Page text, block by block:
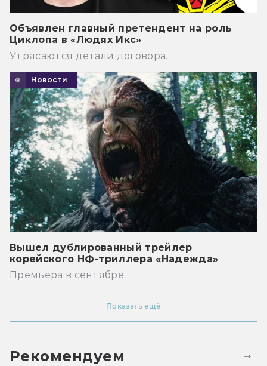
Объявлен главный претендент на роль
Циклопа в «Людях Икс»
Утрясаются детали договора.
Новости
Вышел дублированный трейлер
корейского НФ-триллера «Надежда»
Премьера в сентябре.
Показать ещё
Рекомендуем